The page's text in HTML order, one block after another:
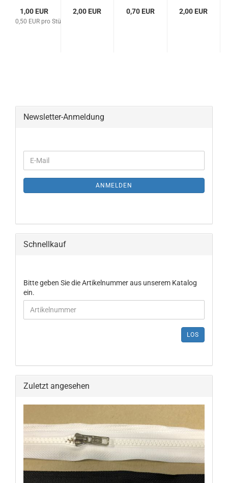
1,00 EUR
0,50 EUR pro Stück
2,00 EUR 0,70 EUR 2,00 EUR
Newsletter-Anmeldung
ANMELDEN
Schnellkauf
Bitte geben Sie die Artikelnummer aus unserem Katalog
ein.
LOS
Zuletzt angesehen